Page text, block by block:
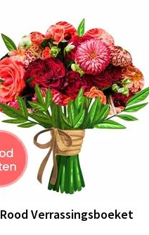
Rood Verrassingsboeket